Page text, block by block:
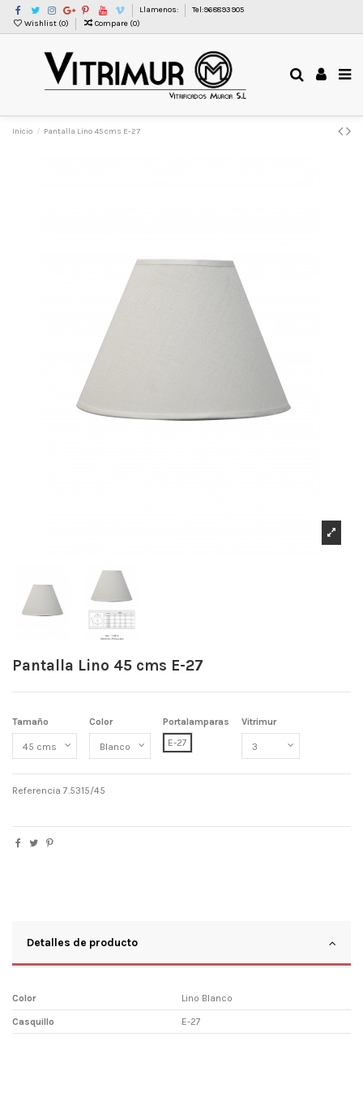
Llamenos:
Tel:968893905
Wishlist (0) Compare (0)
Inicio Pantalla Lino 45 cms E-27
Pantalla Lino 45 cms E-27
Tamaño Color
Portalamparas
E-27
Vitrimur
Referencia 7.5315/45
Detalles de producto
Color Lino Blanco
Casquillo E-27